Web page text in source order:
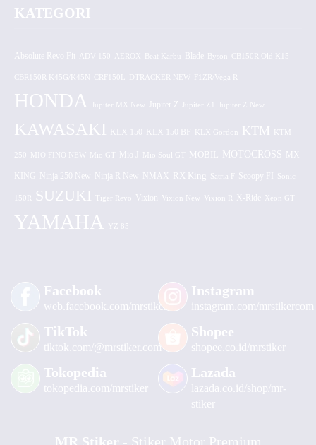
KATEGORI
Absolute Revo Fit ADV 150 AEROX CB150R Old K15
CBR150R K45G/K45N CRF150L DTRACKER NEW F1ZR/Vega R
HONDA Jupiter MX New Jupiter Z Jupiter Z1 Jupiter Z New
KAWASAKI KLX 150 KLX 150 BF KLX Gordon KTM KTM
250 MIO FINO NEW Mio GT Mio J Mio Soul GT MOBIL MOTOCROSS MX
KING Ninja 250 New Ninja R New NMAX RX King Satria F Scoopy FI Sonic
150R SUZUKI Tiger Revo Vixion Vixion New Vixion R X-Ride Xeon GT
YAMAHA YZ 85
Facebook
web.facebook.com/mrstiker
Instagram
instagram.com/mrstikercom
TikTok
tiktok.com/@mrstiker.com
Shopee
shopee.co.id/mrstiker
Tokopedia
tokopedia.com/mrstiker
Lazada
lazada.co.id/shop/mr-
stiker
MR Stiker - Stiker Motor Premium